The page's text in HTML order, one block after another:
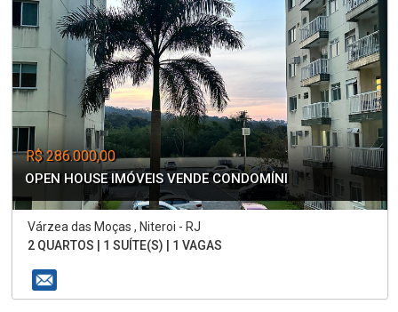
R$ 286.000,00
OPEN HOUSE IMÓVEIS VENDE CONDOMÍNI
Várzea das Moças , Niteroi - RJ
2 QUARTOS | 1 SUÍTE(S) | 1 VAGAS